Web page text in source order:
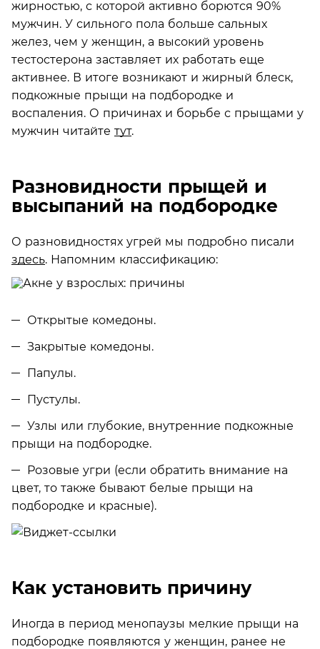
жирностью, с которой активно борются 90%
мужчин. У сильного пола больше сальных
желез, чем у женщин, а высокий уровень
тестостерона заставляет их работать еще
активнее. В итоге возникают и жирный блеск,
подкожные прыщи на подбородке и
воспаления. О причинах и борьбе с прыщами у
мужчин читайте тут.
Разновидности прыщей и
высыпаний на подбородке
О разновидностях угрей мы подробно писали
здесь. Напомним классификацию:
Открытые комедоны.
Закрытые комедоны.
Папулы.
Пустулы.
Узлы или глубокие, внутренние подкожные
прыщи на подбородке.
Розовые угри (если обратить внимание на
цвет, то также бывают белые прыщи на
подбородке и красные).
Как установить причину
Иногда в период менопаузы мелкие прыщи на
подбородке появляются у женщин, ранее не